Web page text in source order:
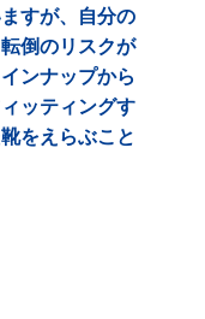
すが、自分の
倒のリスクが
ンナップから
ッティングす
をえらぶこと